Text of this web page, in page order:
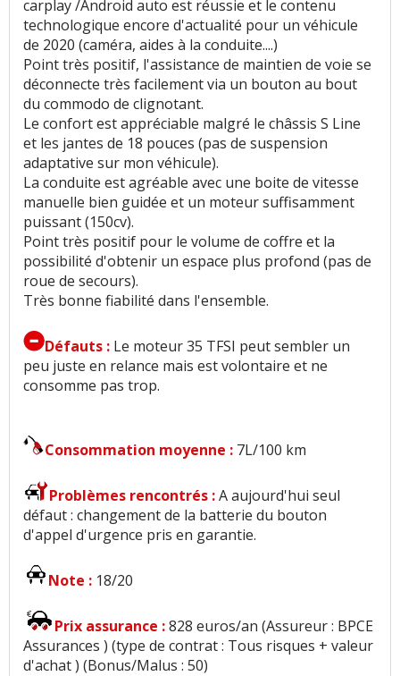
carplay /Android auto est réussie et le contenu
technologique encore d'actualité pour un véhicule
de 2020 (caméra, aides à la conduite....)
Point très positif, l'assistance de maintien de voie se
déconnecte très facilement via un bouton au bout
du commodo de clignotant.
Le confort est appréciable malgré le châssis S Line
et les jantes de 18 pouces (pas de suspension
adaptative sur mon véhicule).
La conduite est agréable avec une boite de vitesse
manuelle bien guidée et un moteur suffisamment
puissant (150cv).
Point très positif pour le volume de coffre et la
possibilité d'obtenir un espace plus profond (pas de
roue de secours).
Très bonne fiabilité dans l'ensemble.
Défauts : Le moteur 35 TFSI peut sembler un
peu juste en relance mais est volontaire et ne
consomme pas trop.
Consommation moyenne : 7L/100 km
Problèmes rencontrés :A aujourd'hui seul
défaut : changement de la batterie du bouton
d'appel d'urgence pris en garantie.
Note : 18/20
Prix assurance :828 euros/an (Assureur : BPCE
Assurances ) (type de contrat : Tous risques + valeur
d'achat ) (Bonus/Malus : 50)